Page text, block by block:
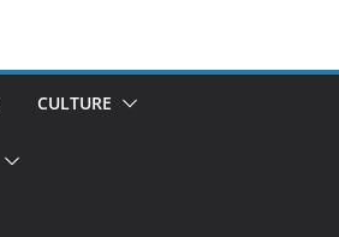
CULTURE